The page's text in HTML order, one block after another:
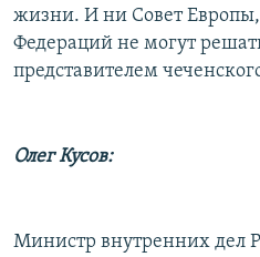
жизни. И ни Совет
Федераций не могут
представителем
Олег Кусов:
Министр внутренних дел